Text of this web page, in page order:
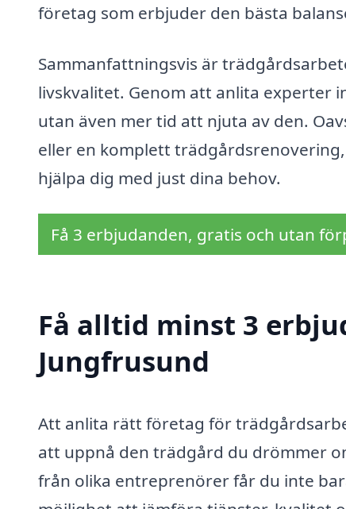
företag som erbjuder den bästa
Sammanfattningsvis är
livskvalitet. Genom att anlita experter
utan även mer tid att njuta av den.
eller en komplett
hjälpa dig med just dina behov.
Få 3 erbjudanden, gratis och utan
Få alltid minst 3
Jungfrusund
Att anlita rätt företag för
att uppnå den trädgård du drömmer
från olika entreprenörer får du inte